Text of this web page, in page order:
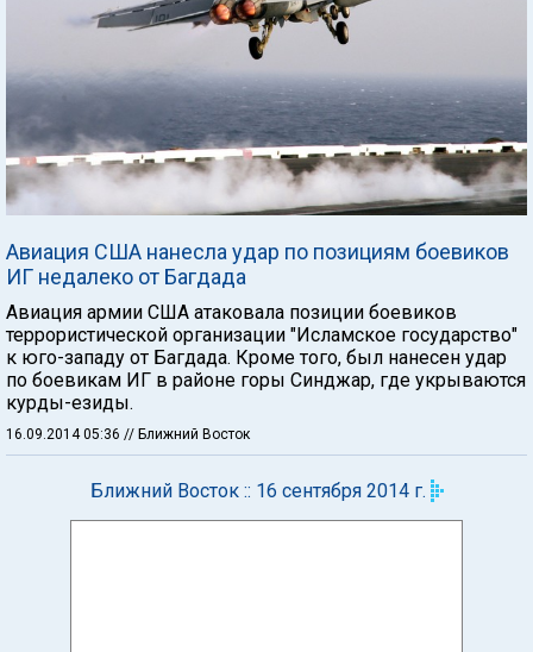
Авиация США нанесла удар по позициям боевиков
ИГ недалеко от Багдада
Авиация армии США атаковала позиции боевиков
террористической организации "Исламское государство"
к юго-западу от Багдада. Кроме того, был нанесен удар
по боевикам ИГ в районе горы Синджар, где укрываются
курды-езиды.
16.09.2014 05:36 // Ближний Восток
Ближний Восток :: 16 сентября 2014 г.